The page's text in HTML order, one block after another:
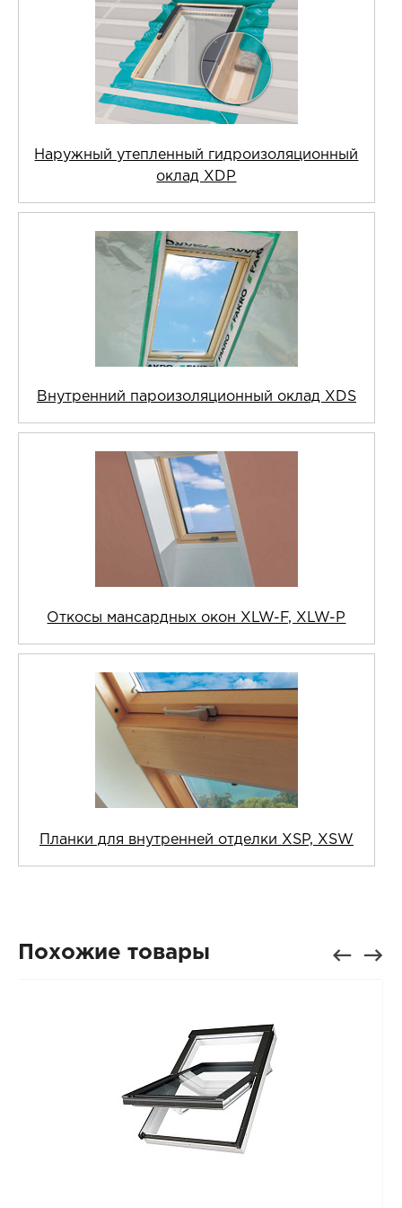
Наружный утепленный гидроизоляционный
оклад XDP
Внутренний пароизоляционный оклад XDS
Откосы мансардных окон XLW-F, XLW-P
Планки для внутренней отделки XSP, XSW
Похожие товары